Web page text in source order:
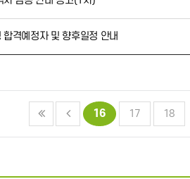
격예정자 및 향후일정 안내
16 17 18